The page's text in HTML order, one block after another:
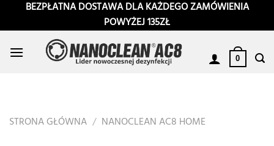
PrzewińBEZPŁATNA DOSTAWA DLA KAŻDEGO ZAMÓWIENIA
POWYŻEJ 135ZŁ
0
STRONA GŁÓWNA / NANOCLEAN AC8 HOME